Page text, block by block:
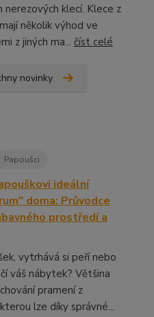
nerezových klecí. Klece z
několik výhod ve
z jiných ma... číst celé
novinky
Papoušci
ideální
doma: Průvodce
prostředí a
vytrhává si peří nebo
váš nábytek? Většina
pramení z
lze díky správné...